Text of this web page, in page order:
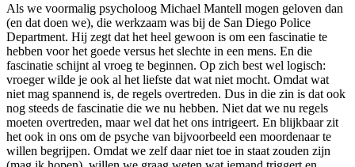
Als we voormalig psycholoog Michael Mantell mogen geloven dan
(en dat doen we), die werkzaam was bij de San Diego Police
Department. Hij zegt dat het heel gewoon is om een fascinatie te
hebben voor het goede versus het slechte in een mens. En die
fascinatie schijnt al vroeg te beginnen. Op zich best wel logisch:
vroeger wilde je ook al het liefste dat wat niet mocht. Omdat wat
niet mag spannend is, de regels overtreden. Dus in die zin is dat ook
nog steeds de fascinatie die we nu hebben. Niet dat we nu regels
moeten overtreden, maar wel dat het ons intrigeert. En blijkbaar zit
het ook in ons om de psyche van bijvoorbeeld een moordenaar te
willen begrijpen. Omdat we zelf daar niet toe in staat zouden zijn